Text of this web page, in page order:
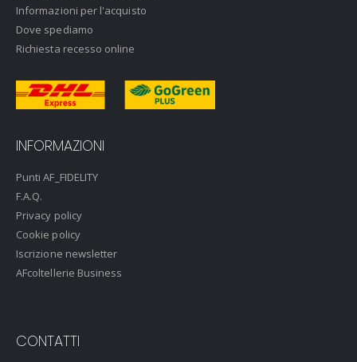
Informazioni per l'acquisto
Dove spediamo
Richiesta recesso online
INFORMAZIONI
Punti AF_FIDELITY
F.A.Q.
Privacy policy
Cookie policy
Iscrizione newsletter
AFcoltellerie Business
CONTATTI